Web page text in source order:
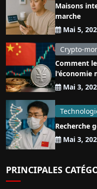
Maisons
marche
Mai 5,
Crypto-
Comment
l'économie
Mai 3,
Recherche
Mai 3,
PRINCIPALES